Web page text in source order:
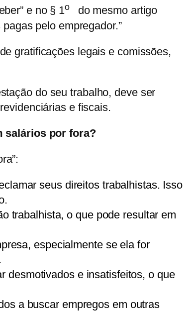
e no § 1o
do mesmo artigo
pelo empregador.”
gratificações legais e comissões,
do seu trabalho, deve ser
e fiscais.
salários por fora?
seus direitos trabalhistas. Isso
trabalhista, o que pode resultar em
especialmente se ela for
desmotivados e insatisfeitos, o que
a buscar empregos em outras